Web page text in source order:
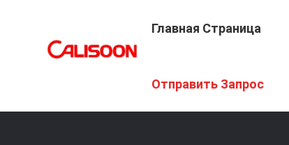
Главная Страница
Отправить Запрос